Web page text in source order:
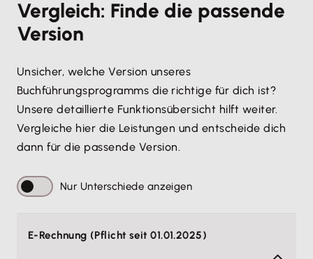
Vergleich: Finde die passende
Version
Unsicher, welche Version unseres
Buchführungsprogramms die richtige für dich ist?
Unsere detaillierte Funktionsübersicht hilft weiter.
Vergleiche hier die Leistungen und entscheide dich
dann für die passende Version.
Nur Unterschiede anzeigen
E-Rechnung (Pflicht seit 01.01.2025)